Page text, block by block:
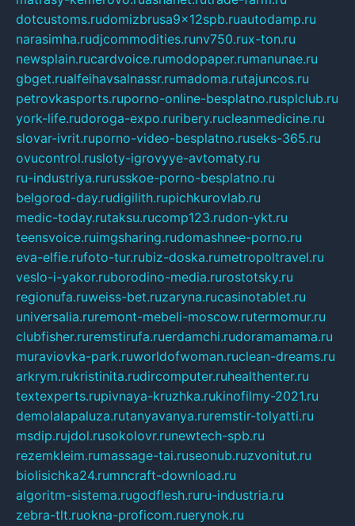
dotcustoms.rudomizbrusa9x12spb.ruautodamp.ru
narasimha.rudjcommodities.runv750.rux-ton.ru
newsplain.rucardvoice.rumodopaper.rumanunae.ru
gbget.rualfeihavsalnassr.rumadoma.rutajuncos.ru
petrovkasports.ruporno-online-besplatno.rusplclub.ru
york-life.rudoroga-expo.ruribery.rucleanmedicine.ru
slovar-ivrit.ruporno-video-besplatno.ruseks-365.ru
ovucontrol.rusloty-igrovyye-avtomaty.ru
ru-industriya.rurusskoe-porno-besplatno.ru
belgorod-day.rudigilith.rupichkurovlab.ru
medic-today.rutaksu.rucomp123.rudon-ykt.ru
teensvoice.ruimgsharing.rudomashnee-porno.ru
eva-elfie.rufoto-tur.rubiz-doska.rumetropoltravel.ru
veslo-i-yakor.ruborodino-media.rurostotsky.ru
regionufa.ruweiss-bet.ruzaryna.rucasinotablet.ru
universalia.ruremont-mebeli-moscow.rutermomur.ru
clubfisher.ruremstirufa.ruerdamchi.rudoramamama.ru
muraviovka-park.ruworldofwoman.ruclean-dreams.ru
arkrym.rukristinita.rudircomputer.ruhealthenter.ru
textexperts.rupivnaya-kruzhka.rukinofilmy-2021.ru
demolalapaluza.rutanyavanya.ruremstir-tolyatti.ru
msdip.rujdol.rusokolovr.runewtech-spb.ru
rezemkleim.rumassage-tai.ruseonub.ruzvonitut.ru
biolisichka24.rumncraft-download.ru
algoritm-sistema.rugodflesh.ruru-industria.ru
zebra-tlt.ruokna-proficom.ruerynok.ru